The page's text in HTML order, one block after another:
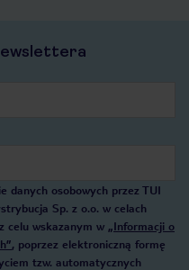
danych osobowych przez TUI
Sp. z o.o. w celach
celu wskazanym w „Informacji o
, poprzez elektroniczną formę
tzw. automatycznych